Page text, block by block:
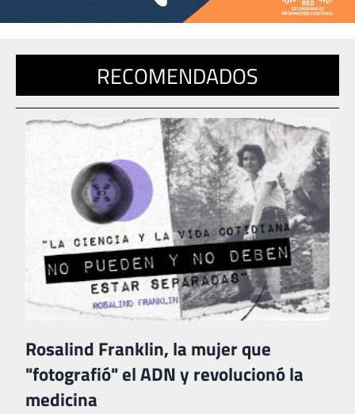
RECOMENDADOS
Rosalind Franklin, la mujer que
"fotografió" el ADN y revolucionó la
medicina